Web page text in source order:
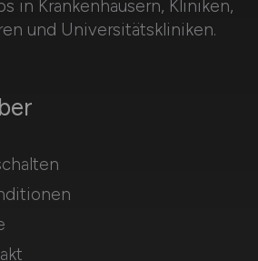
in Krankenhäusern, Kliniken,
und Universitätskliniken.